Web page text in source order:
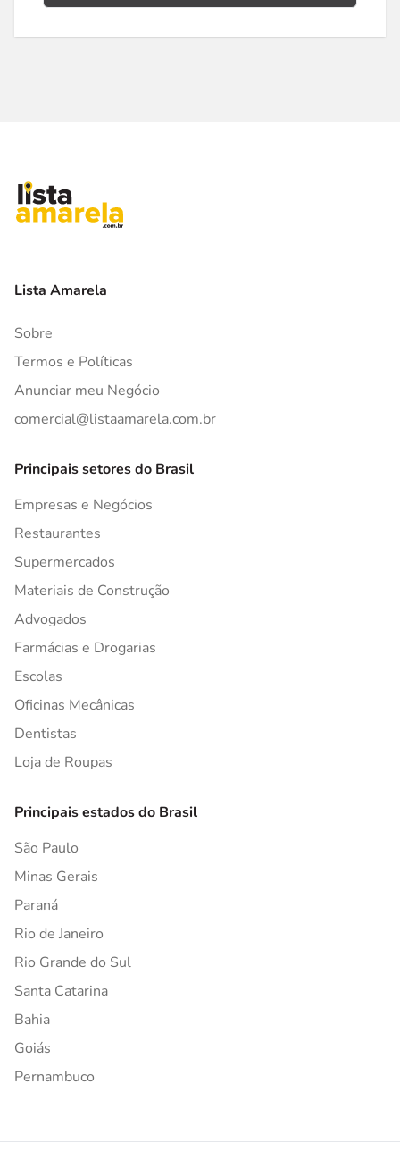
Lista Amarela
Sobre
Termos e Políticas
Anunciar meu Negócio
comercial@listaamarela.com.br
Principais setores do Brasil
Empresas e Negócios
Restaurantes
Supermercados
Materiais de Construção
Advogados
Farmácias e Drogarias
Escolas
Oficinas Mecânicas
Dentistas
Loja de Roupas
Principais estados do Brasil
São Paulo
Minas Gerais
Paraná
Rio de Janeiro
Rio Grande do Sul
Santa Catarina
Bahia
Goiás
Pernambuco